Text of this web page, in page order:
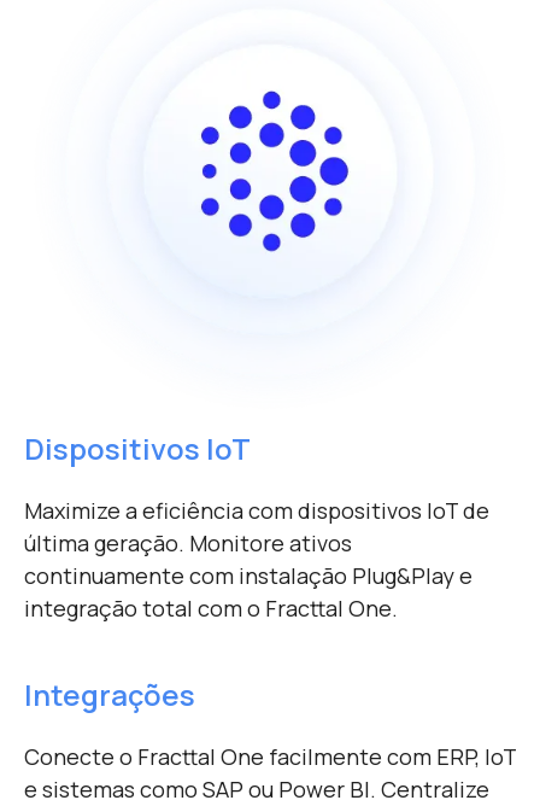
Dispositivos IoT
Maximize a eficiência com dispositivos IoT de
última geração. Monitore ativos
continuamente com instalação Plug&Play e
integração total com o Fracttal One.
Integrações
Conecte o Fracttal One facilmente com ERP, IoT
e sistemas como SAP ou Power BI. Centralize